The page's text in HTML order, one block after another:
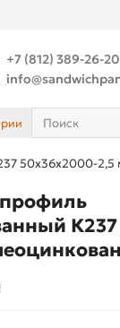
+7 (812) 389-26-20
50x36x2000-2,5